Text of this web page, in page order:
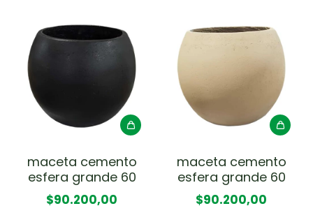
maceta cemento
esfera grande 60
$90.200,00
maceta cemento
esfera grande 60
$90.200,00